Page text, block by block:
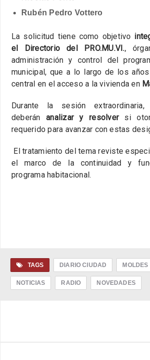
Rubén Pedro Vottero
La solicitud tiene como objetivo
el Directorio del PRO.MU.VI.,
administración y control del
municipal, que a lo largo de los
central en el acceso a la vivienda en
Durante la sesión
deberánanalizar y resolversi
requerido para avanzar con estas
El tratamiento del tema reviste
el marco de la continuidad y
programa habitacional.
TAGS DIARIO CIUDAD MOLDES
NOTICIAS RADIO NOVEDADES